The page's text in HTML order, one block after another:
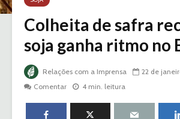
Colheita de safra
soja ganha ritmo no
Relações com a Imprensa
22 de
Comentar
4 min. leitura